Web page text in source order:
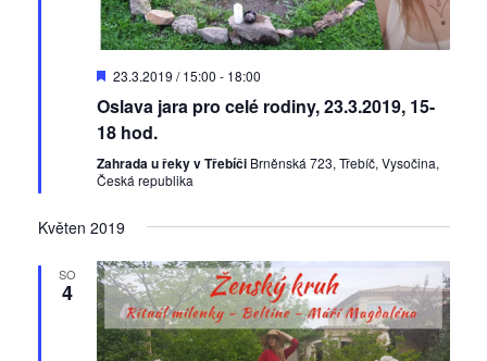
b
r
z
n
k
c
e
D
p
o
r
u
č
é
23.3.2019 / 15:00 - 18:00
Oslava jara pro celé rodiny, 23.3.2019, 15-
18 hod.
Zahrada u řeky v Třebíči Brněnská 723, Třebíč, Vysočina,
Česká republika
Květen 2019
SO
4